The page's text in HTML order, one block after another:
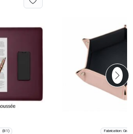
(81) Fabrication: